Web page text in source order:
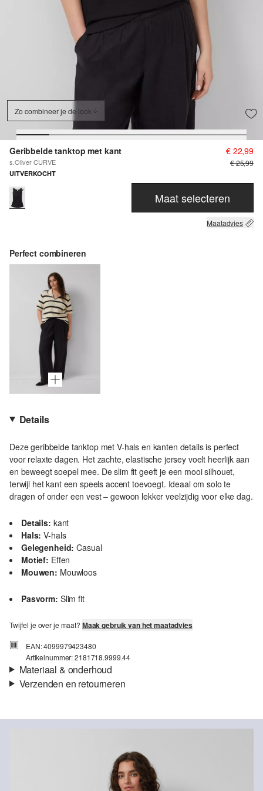
Zo combineer je de look
Geribbelde tanktop met kant
s.Oliver CURVE
€ 22,99
€ 25,99
UITVERKOCHT
Maat selecteren
Maatadvies
Perfect combineren
Details
Deze geribbelde tanktop met V-hals en kanten details is perfect
voor relaxte dagen. Het zachte, elastische jersey voelt heerlijk aan
en beweegt soepel mee. De slim fit geeft je een mooi silhouet,
terwijl het kant een speels accent toevoegt. Ideaal om solo te
dragen of onder een vest – gewoon lekker veelzijdig voor elke dag.
Details: kant
Hals: V-hals
Gelegenheid: Casual
Motief: Effen
Mouwen: Mouwloos
Pasvorm: Slim fit
Twijfel je over je maat? Maak gebruik van het maatadvies
EAN: 4099979423480
Artikelnummer: 2181718.9999.44
Materiaal & onderhoud
Materiaal: Katoenmix
Verzenden en retourneren
Je bestelling wordt binnen 3-5 werkdagen verzonden door bpost.